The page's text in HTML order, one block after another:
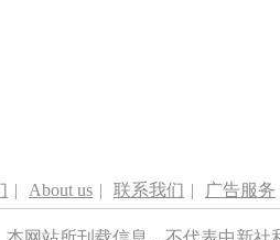
| About us | 联系我们 | 广告服务